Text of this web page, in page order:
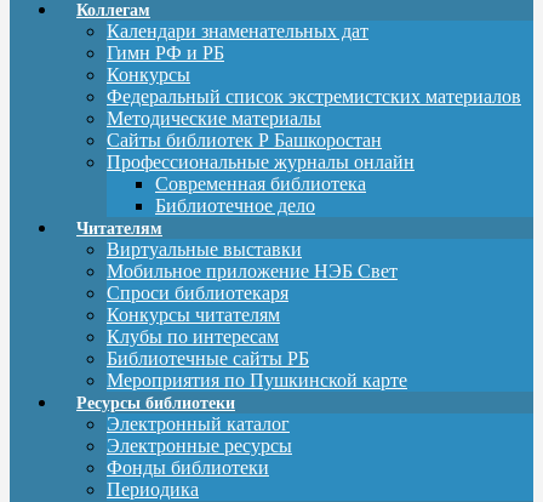
Коллегам
Календари знаменательных дат
Гимн РФ и РБ
Конкурсы
Федеральный список экстремистских материалов
Методические материалы
Сайты библиотек Р Башкоростан
Профессиональные журналы онлайн
Современная библиотека
Библиотечное дело
Читателям
Виртуальные выставки
Мобильное приложение НЭБ Свет
Спроси библиотекаря
Конкурсы читателям
Клубы по интересам
Библиотечные сайты РБ
Мероприятия по Пушкинской карте
Ресурсы библиотеки
Электронный каталог
Электронные ресурсы
Фонды библиотеки
Периодика